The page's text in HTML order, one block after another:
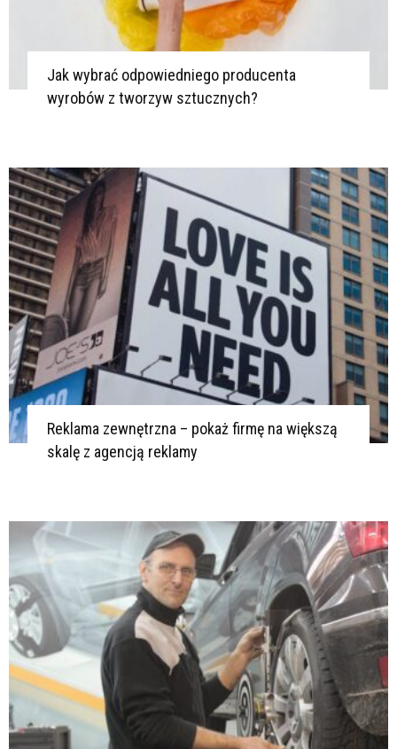
Jak wybrać odpowiedniego producenta
wyrobów z tworzyw sztucznych?
Reklama zewnętrzna – pokaż firmę na większą
skalę z agencją reklamy